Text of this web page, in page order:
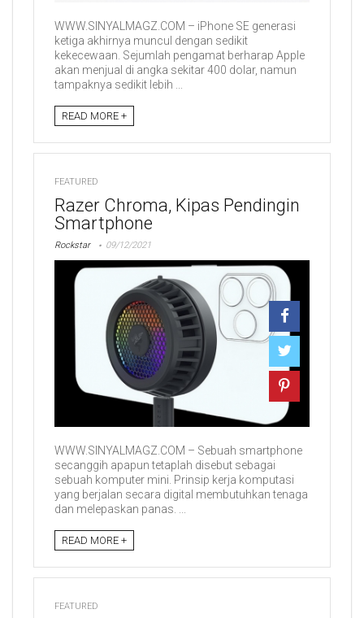
WWW.SINYALMAGZ.COM – iPhone SE generasi
ketiga akhirnya muncul dengan sedikit
kekecewaan. Sejumlah pengamat berharap Apple
akan menjual di angka sekitar 400 dolar, namun
tampaknya sedikit lebih ...
READ MORE +
FEATURED
Razer Chroma, Kipas Pendingin
Smartphone
Rockstar 09/12/2021
WWW.SINYALMAGZ.COM – Sebuah smartphone
secanggih apapun tetaplah disebut sebagai
sebuah komputer mini. Prinsip kerja komputasi
yang berjalan secara digital membutuhkan tenaga
dan melepaskan panas. ...
READ MORE +
FEATURED